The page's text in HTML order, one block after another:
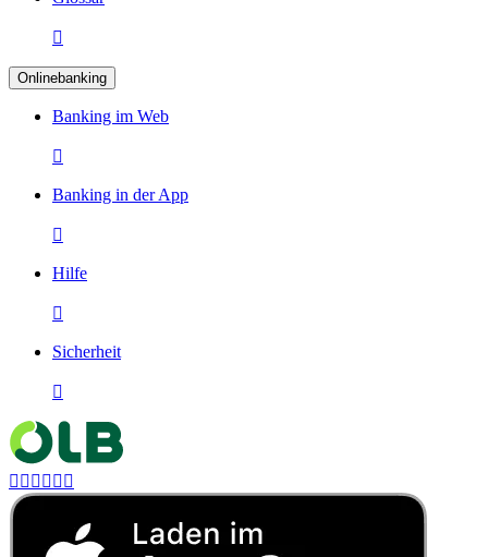

Onlinebanking
Banking im Web

Banking in der App

Hilfe

Sicherheit

     